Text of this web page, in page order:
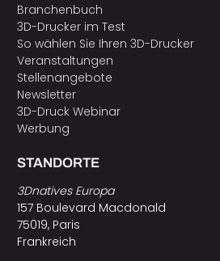
Branchenbuch
3D-Drucker im Test
So wählen Sie Ihren 3D-Drucker
Veranstaltungen
Stellenangebote
Newsletter
3D-Druck Webinar
Werbung
STANDORTE
3Dnatives Europa
157 Boulevard Macdonald
75019, Paris
Frankreich